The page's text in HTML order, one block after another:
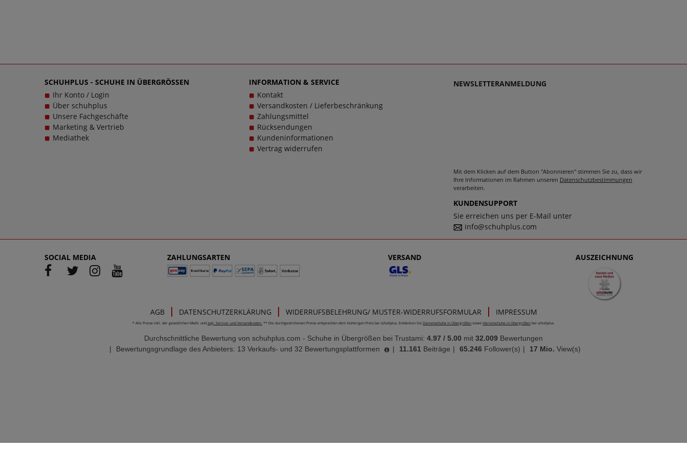
SCHUHPLUS - SCHUHE IN ÜBERGRÖSSEN
Ihr Konto / Login
Über schuhplus
Unsere Fachgeschäfte
Marketing & Vertrieb
Mediathek
INFORMATION & SERVICE
Kontakt
Versandkosten / Lieferbeschränkung
Zahlungsmittel
Rücksendungen
Kundeninformationen
Vertrag widerrufen
NEWSLETTERANMELDUNG
Mit dem Klicken auf dem Button "Abonnieren" stimmen Sie zu, dass wir
Ihre Informationen im Rahmen unseren Datenschutzbestimmungen
verarbeiten.
KUNDENSUPPORT
Sie erreichen uns per E-Mail unter
info@schuhplus.com
SOCIAL MEDIA ZAHLUNGSARTEN VERSAND AUSZEICHNUNG
AGB DATENSCHUTZERKLÄRUNG WIDERRUFSBELEHRUNG/ MUSTER-WIDERRUFSFORMULAR IMPRESSUM
* Alle Preise inkl. der gesetzlichen MwSt. und zzgl. Service- und Versandkosten. ** Die durchgestrichenen Preise entsprechen dem bisherigen Preis bei schuhplus. Entdecken Sie Damenschuhe in Übergrößen sowie Herrenschuhe in Übergrößen bei schuhplus.
Durchschnittliche Bewertung von schuhplus.com - Schuhe in Übergrößen bei Trustami: 4.97 / 5.00 mit 32.009 Bewertungen
|
Bewertungsgrundlage des Anbieters: 13 Verkaufs- und 32 Bewertungsplattformen | 11.161 Beiträge | 65.246 Follower(s) | 17 Mio. View(s)